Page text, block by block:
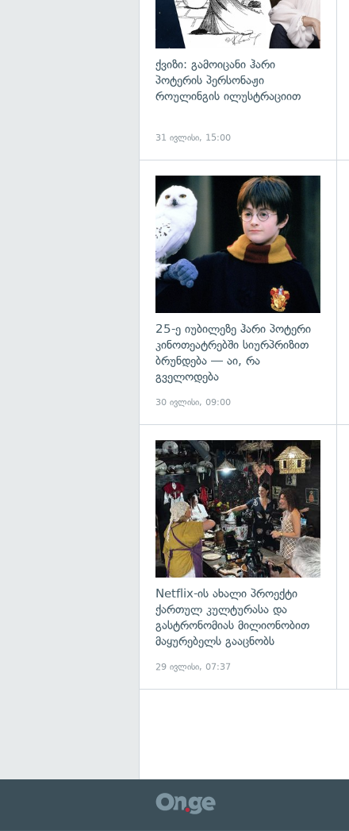
ქვიზი: გამოიცანი ჰარი
პოტერის პერსონაჟი
როულინგის ილუსტრაციით
31 ივლისი, 15:00
25-ე იუბილეზე ჰარი პოტერი
კინოთეატრებში სიურპრიზით
ბრუნდება — აი, რა
გველოდება
30 ივლისი, 09:00
Netflix-ის ახალი პროექტი
ქართულ კულტურასა და
გასტრონომიას მილიონობით
მაყურებელს გააცნობს
29 ივლისი, 07:37